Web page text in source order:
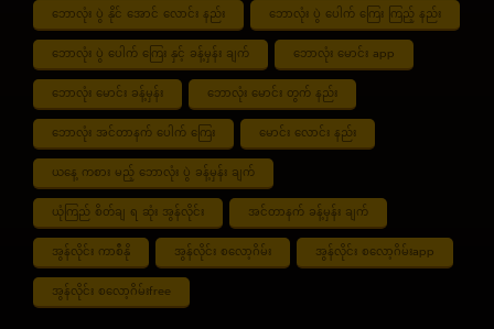
ဘောလုံး ပွဲ နိုင် အောင် လောင်း နည်း ဘောလုံး ပွဲ ပေါက် ကြေး ကြည့် နည်း
ဘောလုံး ပွဲ ပေါက် ကြေး နှင့် ခန့်မှန်း ချက် ဘောလုံး မောင်း app
ဘောလုံး မောင်း ခန့်မှန်း ဘောလုံး မောင်း တွက် နည်း
ဘောလုံး အင်တာနက် ပေါက် ကြေး မောင်း လောင်း နည်း
ယနေ့ ကစား မည့် ဘောလုံး ပွဲ ခန့်မှန်း ချက်
ယုံကြည် စိတ်ချ ရ ဆုံး အွန်လိုင်း အင်တာနက် ခန့်မှန်း ချက်
အွန်လိုင်း ကာစီနို အွန်လိုင်း စလော့ဂိမ်း အွန်လိုင်း စလော့ဂိမ်းapp
အွန်လိုင်း စလော့ဂိမ်းfree